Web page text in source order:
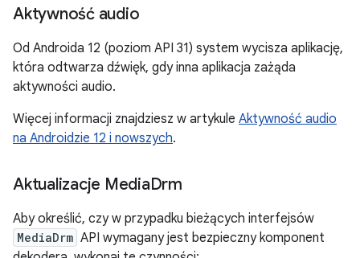
Aktywność audio
Od Androida 12 (poziom API 31) system wycisza aplikację,
która odtwarza dźwięk, gdy inna aplikacja zażąda
aktywności audio.
Więcej informacji znajdziesz w artykule Aktywność audio
na Androidzie 12 i nowszych.
Aktualizacje MediaDrm
Aby określić, czy w przypadku bieżących interfejsów
MediaDrm API wymagany jest bezpieczny komponent